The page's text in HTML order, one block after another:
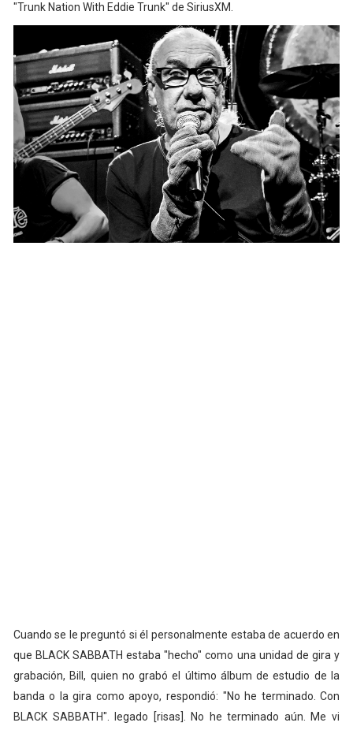
"Trunk Nation With Eddie Trunk" de SiriusXM.
Cuando se le preguntó si él personalmente estaba de acuerdo en
que BLACK SABBATH estaba "hecho" como una unidad de gira y
grabación, Bill, quien no grabó el último álbum de estudio de la
banda o la gira como apoyo, respondió: "No he terminado. Con
BLACK SABBATH". legado [risas]. No he terminado aún. Me vi